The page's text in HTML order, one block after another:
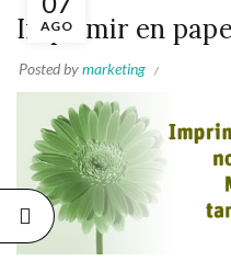
AGO
Imprimir en
Posted bymarketing